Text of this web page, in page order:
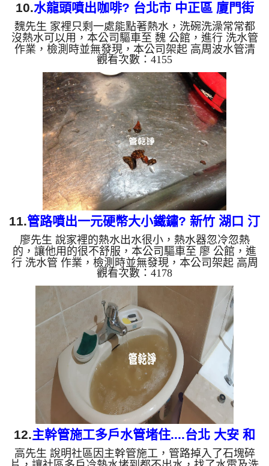
10.水龍頭噴出咖啡? 台北市 中正區 廈門街
清洗水管
魏先生 家裡只剩一處能點著熱水，洗碗洗澡常常都
沒熱水可以用，本公司驅車至 魏 公館，進行 洗水管
作業，檢測時並無發現，本公司架起 高周波水管清
洗機，灌入 檸檬酸水 至管路裡面，等了約15分，開
啟 水管清洗機 ，啟動 螺旋波 模式，一開始就洗出棕
色鐵鏽髒水，還不時噴出異物，越洗就越多，如下圖
片影片，一個多小時後， 熱水量恢復正常，魏先生
有熱水可以用了!! 如是自來水，如水管老化，會產生
鐵鏽跟泥沙堆積，洗出來的水就會是咖啡色，地下水
含有氧化錳，管壁上會結成黑色管垢，洗出來的水會
跟石油一樣黑，...
觀看次數：4155
11.管路噴出一元硬幣大小鐵鏽? 新竹 湖口 汀
洲街 水管清洗
廖先生 說家裡的熱水出水很小，熱水器忽冷忽熱
的，讓他用的很不舒服，本公司驅車至 廖 公館，進
行 洗水管 作業，檢測時並無發現，本公司架起 高周
波水管清洗機，灌入 檸檬酸水 至管路裡面，等了約
15分，開啟 水管清洗機 ，啟動 螺旋波 模式，一開始
洗不出什麼，沒多久就洗出白色髒水，後來水變成微
紅色，最後噴出一塊一元硬幣大小的鐵鏽，如下圖片
影片，一個多小時後， 水量恢復正常，廖先生能正
常洗澡了!! 如是自來水，如水管老化，會產生鐵鏽跟
泥沙堆積，洗出來的水就會是咖啡色，地下水含有氧
化錳，管壁上會結...
觀看次數：4178
12.主幹管施工多戶水管堵住....台北 大安 和
平東路三段 洗水管
高先生 說明社區因主幹管施工，管路掉入了石塊碎